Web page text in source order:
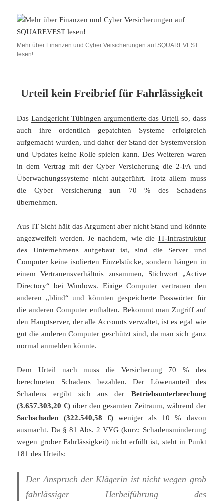
Mehr über Finanzen und Cyber Versicherungen auf SQUAREVEST
lesen!
Urteil kein Freibrief für Fahrlässigkeit
DasLandgericht Tübingen argumentierte das Urteil so, dass
auch ihre ordentlich gepatchten Systeme erfolgreich
aufgemacht wurden, und daher der Stand der Systemversion
und Updates keine Rolle spielen kann. Des Weiteren waren
in dem Vertrag mit der Cyber Versicherung die 2-FA und
Überwachungssysteme nicht aufgeführt. Trotz allem muss
die Cyber Versicherung nun 70 % des Schadens
übernehmen.
Aus IT Sicht hält das Argument aber nicht Stand und könnte
angezweifelt werden. Je nachdem, wie die IT-Infrastruktur
des Unternehmens aufgebaut ist, sind die Server und
Computer keine isolierten Einzelstücke, sondern hängen in
einem Vertrauensverhältnis zusammen, Stichwort „Active
Directory“ bei Windows. Einige Computer vertrauen den
anderen „blind“ und könnten gespeicherte Passwörter für
die anderen Computer enthalten. Bekommt man Zugriff auf
den Hauptserver, der alle Accounts verwaltet, ist es egal wie
gut die anderen Computer geschützt sind, da man sich ganz
normal anmelden könnte.
Dem Urteil nach muss die Versicherung 70 % des
berechneten Schadens bezahlen. Der Löwenanteil des
Schadens ergibt sich aus der Betriebsunterbrechung
(3.657.303,20 €) über den gesamten Zeitraum, während der
Sachschaden (322.540,58 €)weniger als 10 % davon
ausmacht. Da § 81 Abs. 2 VVG (kurz: Schadensminderung
wegen grober Fahrlässigkeit) nicht erfüllt ist, steht in Punkt
181 des Urteils:
Der Anspruch der Klägerin ist nicht wegen grob
fahrlässiger Herbeiführung des